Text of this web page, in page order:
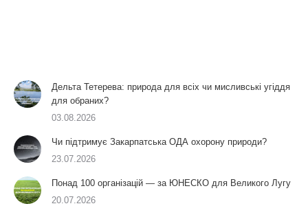
Дельта Тетерева: природа для всіх чи мисливські угіддя
для обраних?
03.08.2026
Чи підтримує Закарпатська ОДА охорону природи?
23.07.2026
Понад 100 організацій — за ЮНЕСКО для Великого Лугу
20.07.2026